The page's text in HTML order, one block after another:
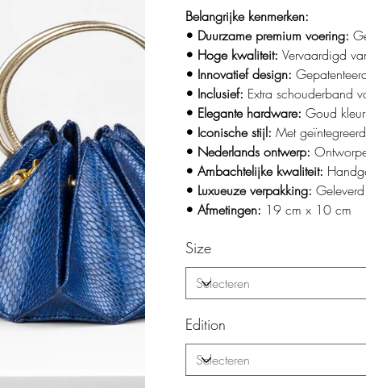
Belangrijke kenmerken:
• Duurzame premium voering:
• Hoge kwaliteit: Vervaardigd
• Innovatief design:
• Inclusief: Extra schouderband
• Elegante hardware: Goud
• Iconische stijl: Met
• Nederlands ontwerp:
• Ambachtelijke kwaliteit:
• Luxueuze verpakking:
• Afmetingen: 19 cm x 10 cm
Size
Edition